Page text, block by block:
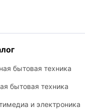
бытовая техника
бытовая техника
и электроника